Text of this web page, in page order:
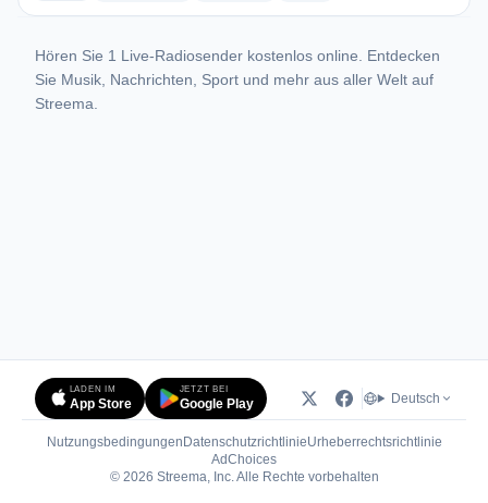
Hören Sie 1 Live-Radiosender kostenlos online. Entdecken
Sie Musik, Nachrichten, Sport und mehr aus aller Welt auf
Streema.
LADEN IM
App Store
JETZT BEI
Google Play Deutsch
Nutzungsbedingungen DatenschutzrichtlinieUrheberrechtsrichtlinie
AdChoices(öffnet in neuem Tab)
© 2026 Streema, Inc. Alle Rechte vorbehalten